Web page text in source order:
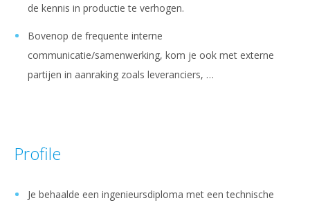
de kennis in productie te verhogen.
Bovenop de frequente interne
communicatie/samenwerking, kom je ook met externe
partijen in aanraking zoals leveranciers, …
Profile
Je behaalde een ingenieursdiploma met een technische